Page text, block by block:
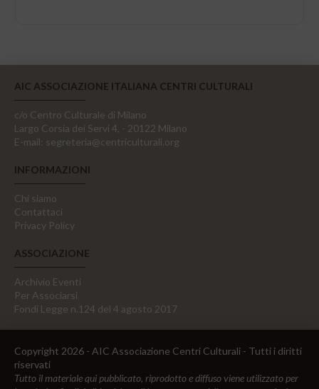
AIC ASSOCIAZIONE ITALIANA CENTRI CULTURALI
c/o Centro Culturale di Milano
Largo Corsia dei Servi 4, - 20122 Milano
E-mail: segreteria@centriculturali.org
INFORMAZIONI
Chi siamo
Contattaci
Privacy Policy
ASSOCIAZIONE
Archivio Eventi
Per Associarsi
Fondi Legge n.124 del 4 agosto 2017
Copyright 2026 - AIC Associazione Centri Culturali - Tutti i diritti
riservati
Tutto il materiale qui pubblicato, riprodotto e diffuso viene utilizzato per